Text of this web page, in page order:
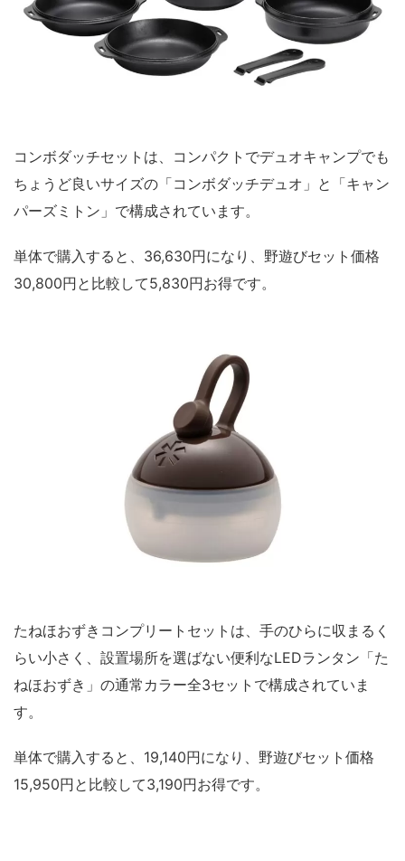
コンボダッチセットは、コンパクトでデュオキャンプでも
ちょうど良いサイズの「コンボダッチデュオ」と「キャン
パーズミトン」で構成されています。
単体で購入すると、36,630円になり、野遊びセット価格
30,800円と比較して5,830円お得です。
たねほおずきコンプリートセットは、手のひらに収まるく
らい小さく、設置場所を選ばない便利なLEDランタン「た
ねほおずき」の通常カラー全3セットで構成されていま
す。
単体で購入すると、19,140円になり、野遊びセット価格
15,950円と比較して3,190円お得です。